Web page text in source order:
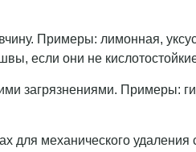
Примеры: лимонная,
если они не
загрязнениями. Примеры:
для механического